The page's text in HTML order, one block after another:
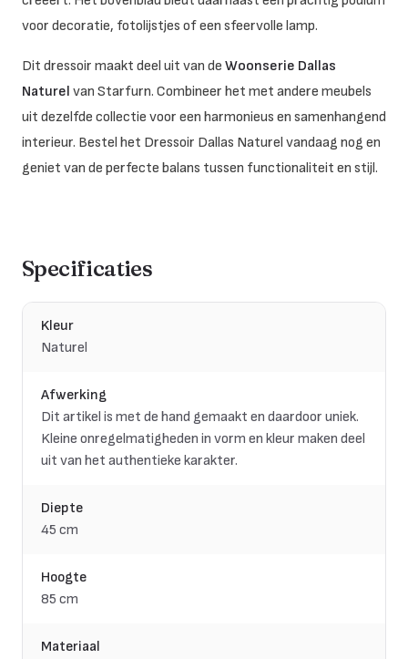
voor decoratie, fotolijstjes of een sfeervolle lamp.
Dit dressoir maakt deel uit van de Woonserie Dallas
Naturel van Starfurn. Combineer het met andere meubels
uit dezelfde collectie voor een harmonieus en samenhangend
interieur. Bestel het Dressoir Dallas Naturel vandaag nog en
geniet van de perfecte balans tussen functionaliteit en stijl.
Specificaties
Kleur
Naturel
Afwerking
Dit artikel is met de hand gemaakt en daardoor uniek.
Kleine onregelmatigheden in vorm en kleur maken deel
uit van het authentieke karakter.
Diepte
45 cm
Hoogte
85 cm
Materiaal